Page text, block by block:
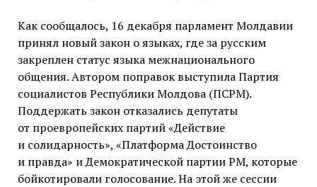
Как сообщалось, 16 декабря парламент Молдавии
принял новый закон о языках, где за русским
закреплен статус языка межнационального
общения. Автором поправок выступила Партия
социалистов Республики Молдова (ПСРМ).
Поддержать закон отказались депутаты
от проевропейских партий «Действие
и солидарность», «Платформа Достоинство
и правда» и Демократической партии РМ, которые
бойкотировали голосование. На этой же сессии